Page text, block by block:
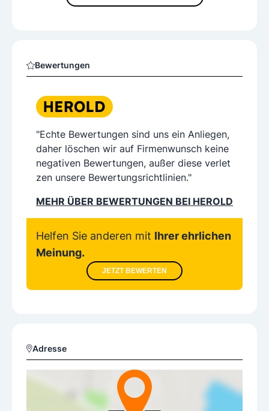
Bewertungen
"Echte Bewertungen sind uns ein Anliegen,
daher löschen wir auf Firmenwunsch keine
negativen Bewertungen, außer diese verlet
zen unsere Bewertungsrichtlinien."
MEHR ÜBER BEWERTUNGEN BEI HEROLD
Helfen Sie anderen mit Ihrer ehrlichen
Meinung.
JETZT BEWERTEN
Adresse